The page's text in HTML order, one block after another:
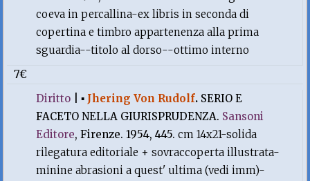
coeva in percallina-ex libris in seconda di
copertina e timbro appartenenza alla prima
sguardia--titolo al dorso--ottimo interno
7€
Diritto |▪ Jhering Von Rudolf. SERIO E
FACETO NELLA GIURISPRUDENZA. Sansoni
Editore, Firenze. 1954, 445.cm 14x21-solida
rilegatura editoriale + sovraccoperta illustrata-
minine abrasioni a quest' ultima (vedi imm)-